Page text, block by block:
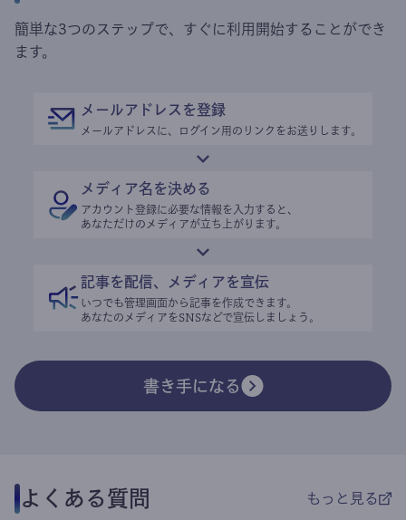
簡単な3つのステップで、すぐに利用開始することができ
ます。
メールアドレスを登録
メールアドレスに、ログイン用のリンクをお送りします。
メディア名を決める
アカウント登録に必要な情報を入力すると、
あなただけのメディアが立ち上がります。
記事を配信、メディアを宣伝
いつでも管理画面から記事を作成できます。
あなたのメディアをSNSなどで宣伝しましょう。
書き手になる
よくある質問 もっと見る